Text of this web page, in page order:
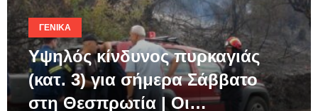
ΓΕΝΙΚΆ
Υψηλός κίνδυνος πυρκαγιάς
(κατ. 3) για σήμερα Σάββατο
στη Θεσπρωτία | Οι…